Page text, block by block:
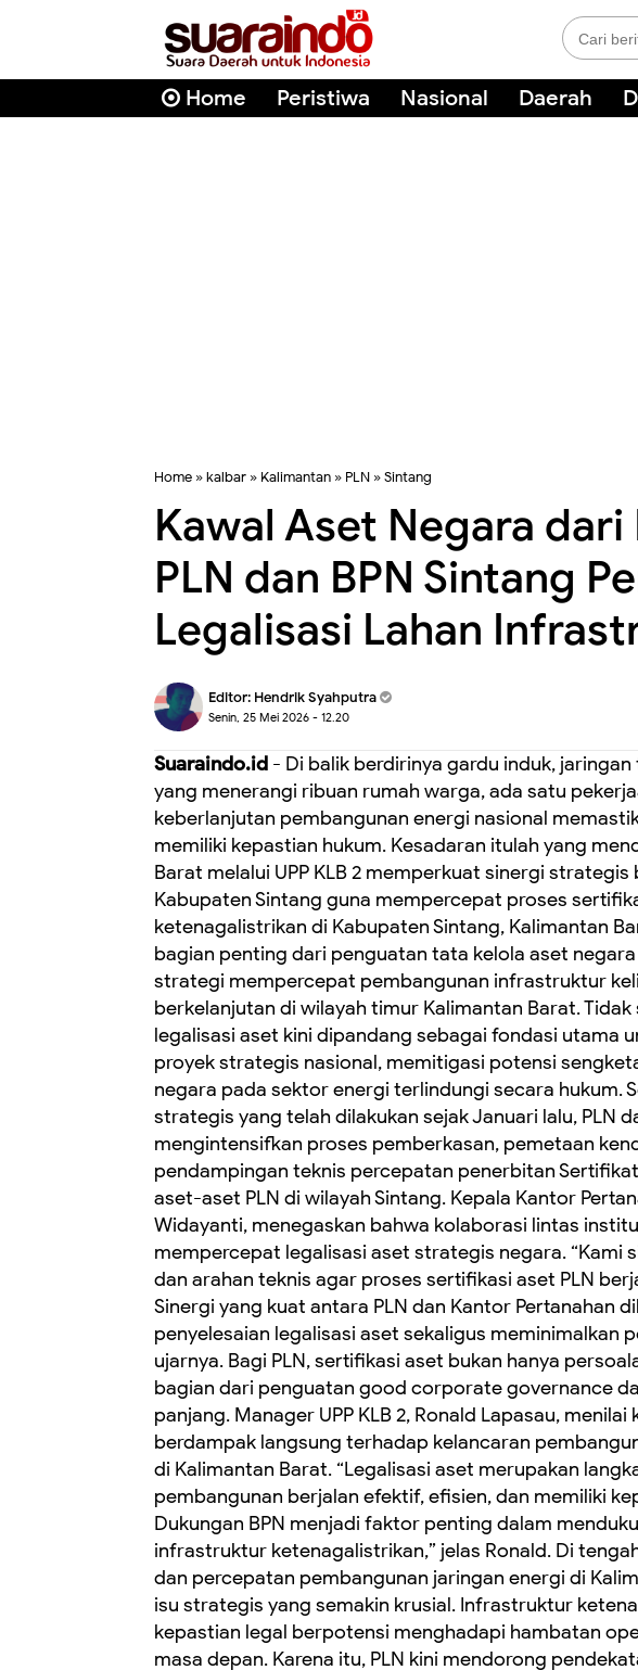
Home Peristiwa Nasional Daerah
Home »kalbar » Kalimantan » PLN »Sintang
Kawal Aset Negara dari
PLN dan BPN Sintang
Legalisasi Lahan
Editor: Hendrik Syahputra
Senin, 25 Mei 2026 - 12.20
Suaraindo.id - Di balik berdirinya gardu induk,
yang menerangi ribuan rumah warga, ada satu
keberlanjutan pembangunan energi nasional
memiliki kepastian hukum. Kesadaran itulah yang
Barat melalui UPP KLB 2 memperkuat sinergi
Kabupaten Sintang guna mempercepat proses
ketenagalistrikan di Kabupaten Sintang, Kalimantan
bagian penting dari penguatan tata kelola aset
strategi mempercepat pembangunan infrastruktur
berkelanjutan di wilayah timur Kalimantan Barat.
legalisasi aset kini dipandang sebagai fondasi utama
proyek strategis nasional, memitigasi potensi
negara pada sektor energi terlindungi secara hukum.
strategis yang telah dilakukan sejak Januari lalu, PLN
mengintensifkan proses pemberkasan, pemetaan
pendampingan teknis percepatan penerbitan
aset-aset PLN di wilayah Sintang. Kepala Kantor
Widayanti, menegaskan bahwa kolaborasi lintas
mempercepat legalisasi aset strategis negara. “Kami
dan arahan teknis agar proses sertifikasi aset PLN
Sinergi yang kuat antara PLN dan Kantor Pertanahan
penyelesaian legalisasi aset sekaligus meminimalkan
ujarnya. Bagi PLN, sertifikasi aset bukan hanya
bagian dari penguatan good corporate governance
panjang. Manager UPP KLB 2, Ronald Lapasau,
berdampak langsung terhadap kelancaran
di Kalimantan Barat. “Legalisasi aset merupakan
pembangunan berjalan efektif, efisien, dan memiliki
Dukungan BPN menjadi faktor penting dalam
infrastruktur ketenagalistrikan,” jelas Ronald. Di
dan percepatan pembangunan jaringan energi di
isu strategis yang semakin krusial. Infrastruktur
kepastian legal berpotensi menghadapi hambatan
masa depan. Karena itu, PLN kini mendorong